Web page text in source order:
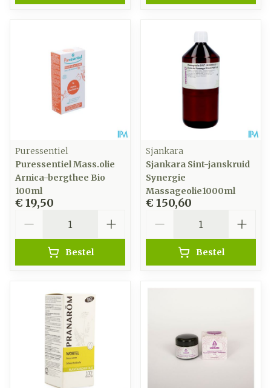
Puressentiel
Puressentiel Mass.olie
Arnica-bergthee Bio
100ml
€ 19,50
Bestel
Sjankara
Sjankara Sint-janskruid
Synergie
Massageolie1000ml
€ 150,60
Bestel